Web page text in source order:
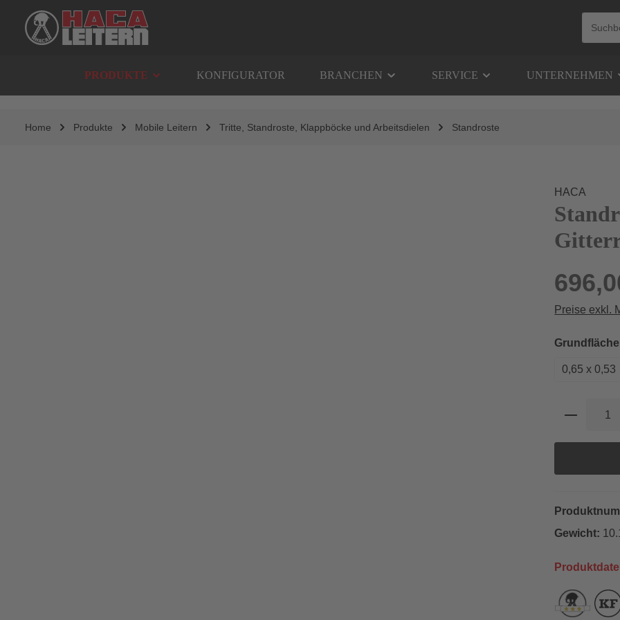
Zur Hauptnavigation springen
PRODUKTE KONFIGURATOR BRANCHEN SERVICE UNTERNEHMEN
Home Produkte Mobile Leitern Tritte, Standroste, Klappböcke und Arbeitsdielen Standroste
HACA
Preise exkl.
Grundfläche
0,65 x 0,53
Gewicht: